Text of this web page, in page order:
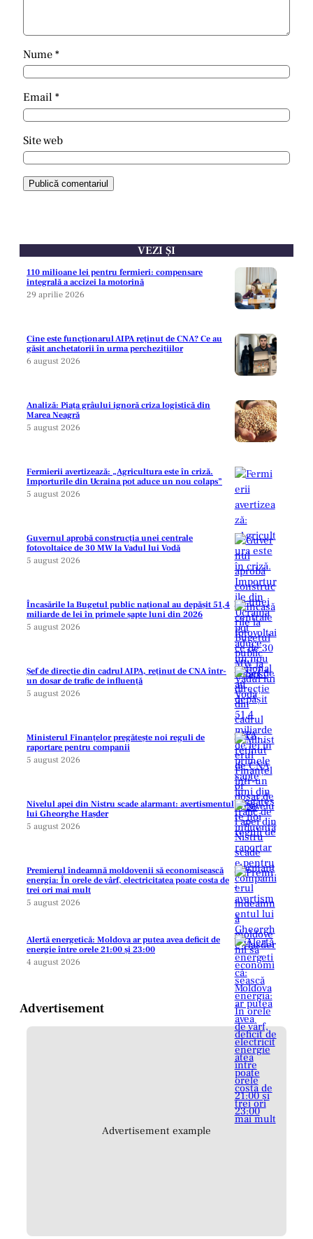
Nume*
Email *
Site web
VEZI ȘI
110 milioane lei pentru fermieri: compensare
integrală a accizei la motorină
29 aprilie 2026
Cine este funcționarul AIPA reținut de CNA? Ce au
găsit anchetatorii în urma perchezițiilor
6 august 2026
Analiză: Piața grâului ignoră criza logistică din
Marea Neagră
5 august 2026
Fermierii avertizează: „Agricultura este în criză.
Importurile din Ucraina pot aduce un nou colaps”
5 august 2026
Guvernul aprobă construcția unei centrale
fotovoltaice de 30 MW la Vadul lui Vodă
5 august 2026
Încasările la Bugetul public național au depășit 51,4
miliarde de lei în primele șapte luni din 2026
5 august 2026
Șef de direcție din cadrul AIPA, reținut de CNA într-
un dosar de trafic de influență
5 august 2026
Ministerul Finanțelor pregătește noi reguli de
raportare pentru companii
5 august 2026
Nivelul apei din Nistru scade alarmant: avertismentul
lui Gheorghe Hașder
5 august 2026
Premierul îndeamnă moldovenii să economisească
energia: În orele de vârf, electricitatea poate costa de
trei ori mai mult
5 august 2026
Alertă energetică: Moldova ar putea avea deficit de
energie între orele 21:00 și 23:00
4 august 2026
Advertisement
Advertisement example